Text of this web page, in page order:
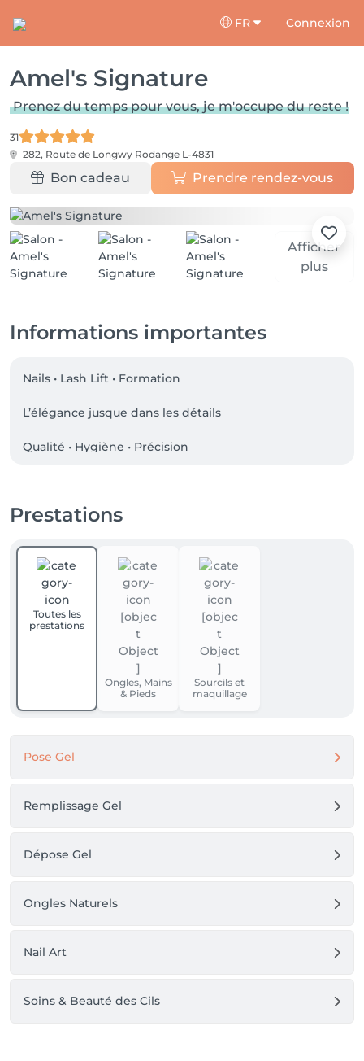
FR Connexion
Amel's Signature
Prenez du temps pour vous, je m'occupe du reste !
31
282, Route de Longwy Rodange L-4831
Bon cadeau Prendre rendez-vous
Afficher
plus
Informations importantes
Nails • Lash Lift • Formation
L’élégance jusque dans les détails
Qualité • Hygiène • Précision
Prestations
Toutes les
prestations
Ongles, Mains
& Pieds
Sourcils et
maquillage
Pose Gel
Remplissage Gel
Dépose Gel
Ongles Naturels
Nail Art
Soins & Beauté des Cils